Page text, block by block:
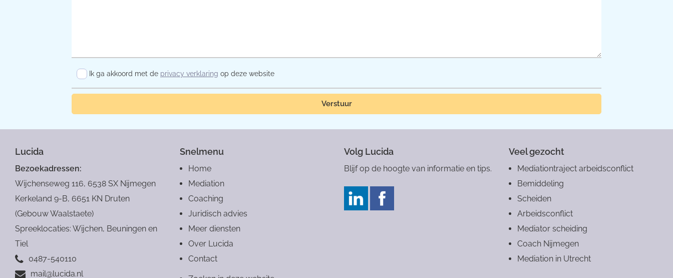
Ik ga akkoord met de privacy verklaring op deze website
Verstuur
Lucida
Bezoekadressen:
Wijchenseweg 116, 6538 SX Nijmegen
Kerkeland 9-B, 6651 KN Druten
(Gebouw Waalstaete)
Spreeklocaties: Wijchen, Beuningen en
Tiel
0487-540110
mail@lucida.nl
Snelmenu
Home
Mediation
Coaching
Juridisch advies
Meer diensten
Over Lucida
Contact
Volg Lucida
Blijf op de hoogte van informatie en tips.
Veel gezocht
Mediationtraject arbeidsconflict
Bemiddeling
Scheiden
Arbeidsconflict
Mediator scheiding
Coach Nijmegen
Mediation in Utrecht